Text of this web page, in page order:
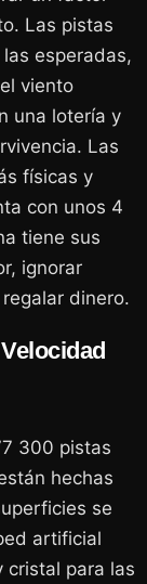
Las pistas
esperadas,
viento
una lotería y
Las
físicas y
con unos 4
tiene sus
ignorar
dinero.
300 pistas
hechas
se
artificial
cristal para las